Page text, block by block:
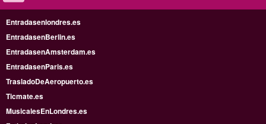
Entradasenlondres.es
EntradasenBerlin.es
EntradasenAmsterdam.es
EntradasenParis.es
TrasladoDeAeropuerto.es
Ticmate.es
MusicalesEnLondres.es